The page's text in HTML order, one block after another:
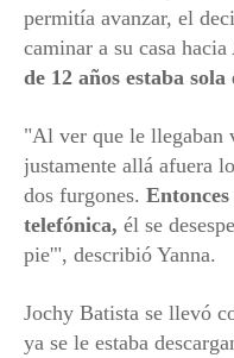
permitía avanzar, el
caminar a su casa
de 12 años estaba sola
"Al ver que le llegaban
justamente allá afuera
dos furgones.
telefónica, él se
pie'", describió Yanna.
Jochy Batista se llevó
ya se le estaba